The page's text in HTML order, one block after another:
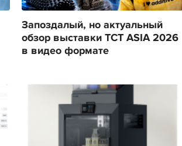
Запоздалый, но актуальный
обзор выставки TCT ASIA 2026
в видео формате